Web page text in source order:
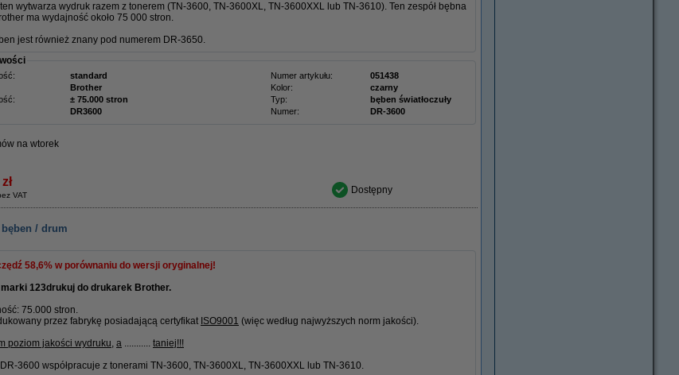
wytwarza wydruk razem z tonerem (TN-3600, TN-3600XL, TN-3600XXL lub TN-3610). Ten zespół bębna
ma wydajność około 75 000 stron.
jest również znany pod numerem DR-3650.
standard Numer artykułu:
051438
Brother Kolor:
czarny
± 75.000 stron Typ:
bęben światłoczuły
DR3600 Numer: DR-3600
na wtorek
VAT Dostępny
/ drum
58,6% w porównaniu do wersji oryginalnej!
marki 123drukuj do drukarek Brother.
75.000 stron.
przez fabrykę posiadającą certyfikat ISO9001 (więc według najwyższych norm jakości).
poziom jakości wydruku, a ........... taniej!!!
3600 współpracuje z tonerami TN-3600, TN-3600XL, TN-3600XXL lub TN-3610.